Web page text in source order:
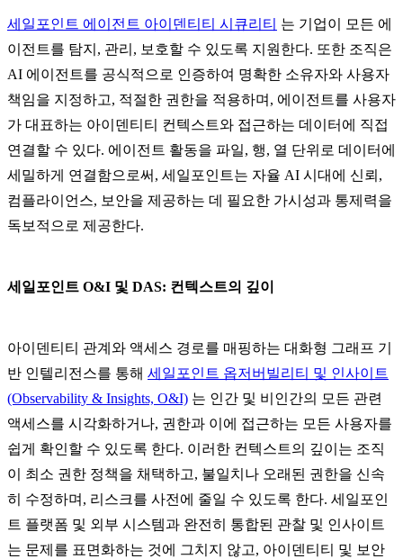
세일포인트 에이전트 아이덴티티 시큐리티 는 기업이 모든 에
이전트를 탐지, 관리, 보호할 수 있도록 지원한다. 또한 조직은
AI 에이전트를 공식적으로 인증하여 명확한 소유자와 사용자
책임을 지정하고, 적절한 권한을 적용하며, 에이전트를 사용자
가 대표하는 아이덴티티 컨텍스트와 접근하는 데이터에 직접
연결할 수 있다. 에이전트 활동을 파일, 행, 열 단위로 데이터에
세밀하게 연결함으로써, 세일포인트는 자율 AI 시대에 신뢰,
컴플라이언스, 보안을 제공하는 데 필요한 가시성과 통제력을
독보적으로 제공한다.
세일포인트 O&I 및 DAS: 컨텍스트의 깊이
아이덴티티 관계와 액세스 경로를 매핑하는 대화형 그래프 기
반 인텔리전스를 통해 세일포인트 옵저버빌리티 및 인사이트
(Observability & Insights, O&I) 는 인간 및 비인간의 모든 관련
액세스를 시각화하거나, 권한과 이에 접근하는 모든 사용자를
쉽게 확인할 수 있도록 한다. 이러한 컨텍스트의 깊이는 조직
이 최소 권한 정책을 채택하고, 불일치나 오래된 권한을 신속
히 수정하며, 리스크를 사전에 줄일 수 있도록 한다. 세일포인
트 플랫폼 및 외부 시스템과 완전히 통합된 관찰 및 인사이트
는 문제를 표면화하는 것에 그치지 않고, 아이덴티티 및 보안